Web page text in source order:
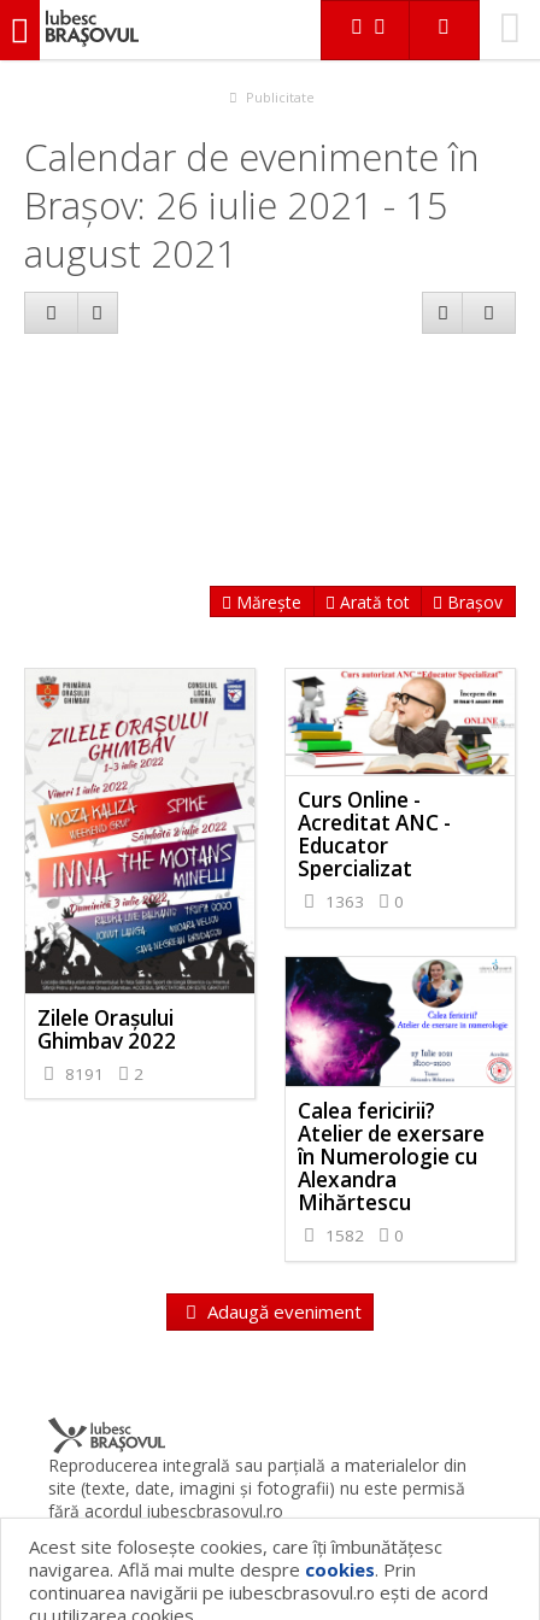
iubescbraşovul.ro
Publicitate
Calendar de evenimente în
Brașov: 26 iulie 2021 - 15
august 2021
Mărește Arată tot Brașov
Zilele Orașului
Ghimbav 2022
8191 2
Curs Online -
Acreditat ANC -
Educator
Spercializat
1363 0
Calea fericirii?
Atelier de exersare
în Numerologie cu
Alexandra
Mihărtescu
1582 0
Adaugă eveniment
Reproducerea integrală sau parţială a materialelor din
site (texte, date, imagini şi fotografii) nu este permisă
fără acordul iubescbrasovul.ro
Termeni şi condiţii
Contact Despre proiect
FAQ
Cookies
Publicitate
© 2026 iubescbrasovul.ro
Acest site foloseşte cookies, care îţi îmbunătăţesc
navigarea. Află mai multe despre cookies. Prin
continuarea navigării pe iubescbrasovul.ro eşti de acord